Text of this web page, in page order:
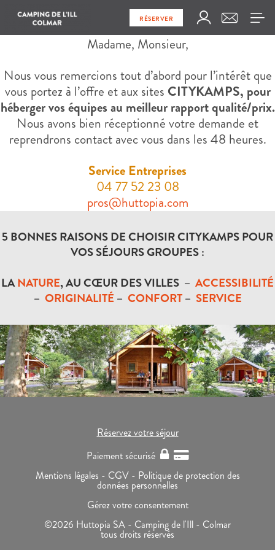
RÉSERVER
Madame, Monsieur,
Nous vous remercions tout d’abord pour l’intérêt que
vous portez à l’offre et aux sites CITYKAMPS, pour
héberger vos équipes au meilleur rapport qualité/prix.
Nous avons bien réceptionné votre demande et
reprendrons contact avec vous dans les 48 heures.
Service Entreprises
04 77 52 23 08
pros@huttopia.com
5 BONNES RAISONS DE CHOISIR CITYKAMPS POUR
VOS SÉJOURS GROUPES :
LANATURE, AU CŒUR DES VILLES – ACCESSIBILITÉ
– ORIGINALITÉ – CONFORT– SERVICE
Réservez votre séjour
Paiement sécurisé
Mentions légales - CGV - Politique de protection des
données personnelles
Gérez votre consentement
©2026 Huttopia SA - Camping de l'Ill - Colmar
tous droits réservés